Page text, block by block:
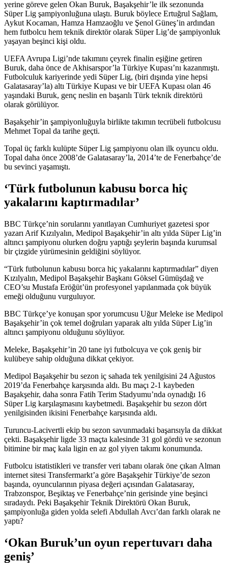
yerine göreve gelen Okan Buruk, Başakşehir’le ilk sezonunda
Süper Lig şampiyonluğuna ulaştı. Buruk böylece Ertuğrul Sağlam,
Aykut Kocaman, Hamza Hamzaoğlu ve Şenol Güneş’in ardından
hem futbolcu hem teknik direktör olarak Süper Lig’de şampiyonluk
yaşayan beşinci kişi oldu.
UEFA Avrupa Ligi’nde takımını çeyrek finalin eşiğine getiren
Buruk, daha önce de Akhisarspor’la Türkiye Kupası’nı kazanmıştı.
Futbolculuk kariyerinde yedi Süper Lig, (biri dışında yine hepsi
Galatasaray’la) altı Türkiye Kupası ve bir UEFA Kupası olan 46
yaşındaki Buruk, genç neslin en başarılı Türk teknik direktörü
olarak görülüyor.
Başakşehir’in şampiyonluğuyla birlikte takımın tecrübeli futbolcusu
Mehmet Topal da tarihe geçti.
Topal üç farklı kulüpte Süper Lig şampiyonu olan ilk oyuncu oldu.
Topal daha önce 2008’de Galatasaray’la, 2014’te de Fenerbahçe’de
bu sevinci yaşamıştı.
‘Türk futbolunun kabusu borca hiç
yakalarını kaptırmadılar’
BBC Türkçe’nin sorularını yanıtlayan Cumhuriyet gazetesi spor
yazarı Arif Kızılyalın, Medipol Başakşehir’in altı yılda Süper Lig’in
altıncı şampiyonu olurken doğru yaptığı şeylerin başında kurumsal
bir çizgide yürümesinin geldiğini söylüyor.
“Türk futbolunun kabusu borca hiç yakalarını kaptırmadılar” diyen
Kızılyalın, Medipol Başakşehir Başkanı Göksel Gümüşdağ ve
CEO’su Mustafa Eröğüt’ün profesyonel yapılanmada çok büyük
emeği olduğunu vurguluyor.
BBC Türkçe’ye konuşan spor yorumcusu Uğur Meleke ise Medipol
Başakşehir’in çok temel doğruları yaparak altı yılda Süper Lig’in
altıncı şampiyonu olduğunu söylüyor.
Meleke, Başakşehir’in 20 tane iyi futbolcuya ve çok geniş bir
kulübeye sahip olduğuna dikkat çekiyor.
Medipol Başakşehir bu sezon iç sahada tek yenilgisini 24 Ağustos
2019’da Fenerbahçe karşısında aldı. Bu maçı 2-1 kaybeden
Başakşehir, daha sonra Fatih Terim Stadyumu’nda oynadığı 16
Süper Lig karşılaşmasını kaybetmedi. Başakşehir bu sezon dört
yenilgisinden ikisini Fenerbahçe karşısında aldı.
Turuncu-Lacivertli ekip bu sezon savunmadaki başarısıyla da dikkat
çekti. Başakşehir ligde 33 maçta kalesinde 31 gol gördü ve sezonun
bitimine bir maç kala ligin en az gol yiyen takımı konumunda.
Futbolcu istatistikleri ve transfer veri tabanı olarak öne çıkan Alman
internet sitesi Transfermarkt’a göre Başakşehir Türkiye’de sezon
başında, oyuncularının piyasa değeri açısından Galatasaray,
Trabzonspor, Beşiktaş ve Fenerbahçe’nin gerisinde yine beşinci
sıradaydı. Peki Başakşehir Teknik Direktörü Okan Buruk,
şampiyonluğa giden yolda selefi Abdullah Avcı’dan farklı olarak ne
yaptı?
‘Okan Buruk’un oyun repertuvarı daha
geniş’